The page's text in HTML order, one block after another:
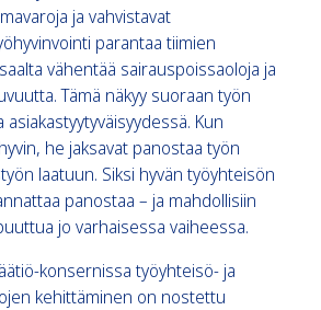
ja vahvistavat
parantaa tiimien
vähentää sairauspoissaoloja ja
Tämä näkyy suoraan työn
Kun
he jaksavat panostaa työn
laatuun. Siksi hyvän työyhteisön
panostaa – ja mahdollisiin
jo varhaisessa vaiheessa.
konsernissa työyhteisö- ja
kehittäminen on nostettu